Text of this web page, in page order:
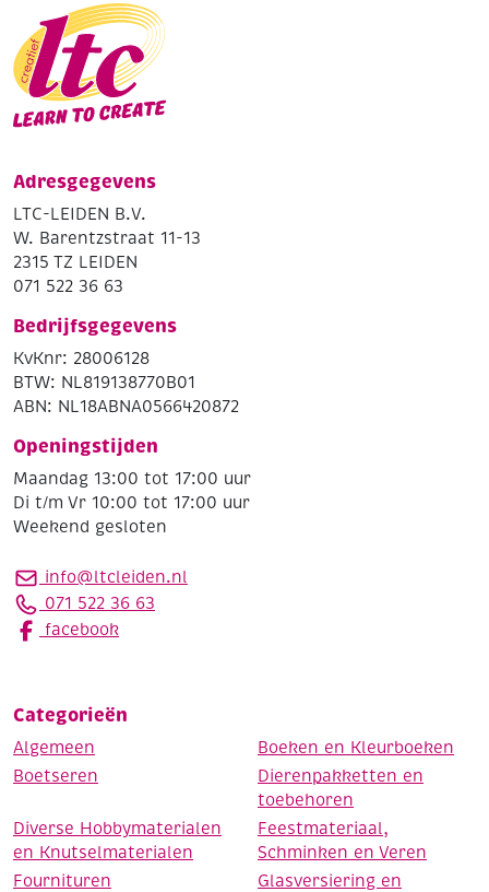
Adresgegevens
LTC-LEIDEN B.V.
W. Barentzstraat 11-13
2315 TZ LEIDEN
071 522 36 63
Bedrijfsgegevens
KvKnr: 28006128
BTW: NL819138770B01
ABN: NL18ABNA0566420872
Openingstijden
Maandag 13:00 tot 17:00 uur
Di t/m Vr 10:00 tot 17:00 uur
Weekend gesloten
info@ltcleiden.nl
071 522 36 63
facebook
Categorieën
Algemeen
Boeken en Kleurboeken
Boetseren
Dierenpakketten en
toebehoren
Diverse Hobbymaterialen
en Knutselmaterialen
Feestmateriaal,
Schminken en Veren
Fournituren
Glasversiering en